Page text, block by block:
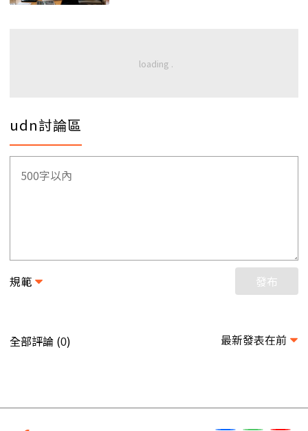
udn討論區
規範 發布
全部評論 (0) 最新發表在前